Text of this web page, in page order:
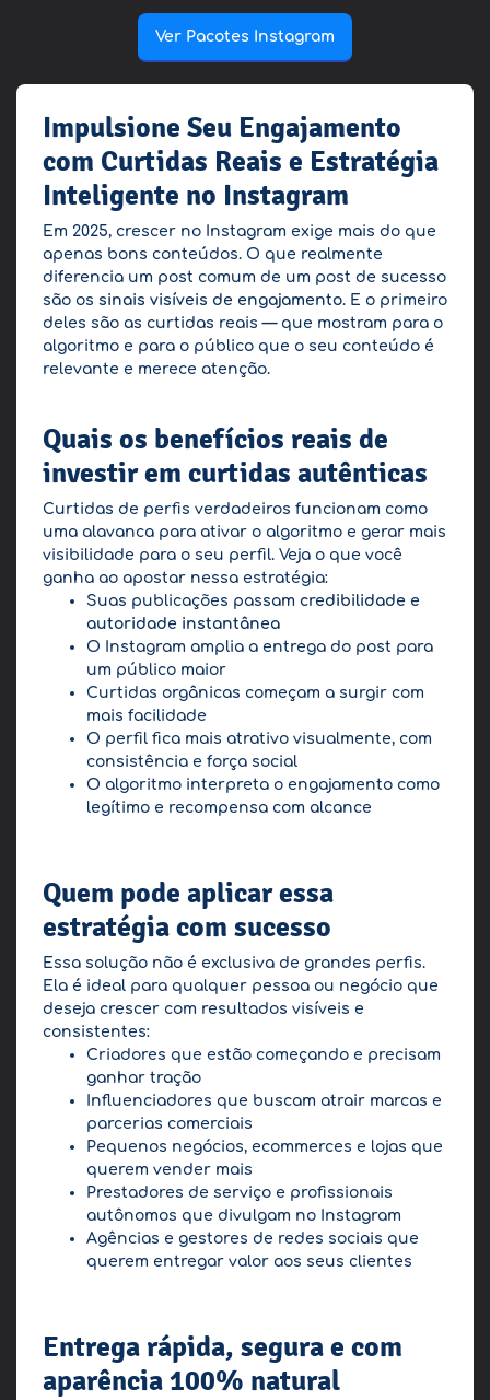
Ver Pacotes Instagram
Impulsione Seu Engajamento
com Curtidas Reais e Estratégia
Inteligente no Instagram
Em 2025, crescer no Instagram exige mais do que
apenas bons conteúdos. O que realmente
diferencia um post comum de um post de sucesso
são os sinais visíveis de engajamento. E o primeiro
deles são as curtidas reais — que mostram para o
algoritmo e para o público que o seu conteúdo é
relevante e merece atenção.
Quais os benefícios reais de
investir em curtidas autênticas
Curtidas de perfis verdadeiros funcionam como
uma alavanca para ativar o algoritmo e gerar mais
visibilidade para o seu perfil. Veja o que você
ganha ao apostar nessa estratégia:
Suas publicações passam credibilidade e
autoridade instantânea
O Instagram amplia a entrega do post para
um público maior
Curtidas orgânicas começam a surgir com
mais facilidade
O perfil fica mais atrativo visualmente, com
consistência e força social
O algoritmo interpreta o engajamento como
legítimo e recompensa com alcance
Quem pode aplicar essa
estratégia com sucesso
Essa solução não é exclusiva de grandes perfis.
Ela é ideal para qualquer pessoa ou negócio que
deseja crescer com resultados visíveis e
consistentes:
Criadores que estão começando e precisam
ganhar tração
Influenciadores que buscam atrair marcas e
parcerias comerciais
Pequenos negócios, ecommerces e lojas que
querem vender mais
Prestadores de serviço e profissionais
autônomos que divulgam no Instagram
Agências e gestores de redes sociais que
querem entregar valor aos seus clientes
Entrega rápida, segura e com
aparência 100% natural